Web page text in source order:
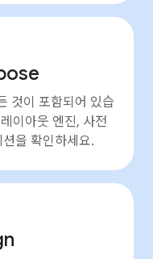
것이 포함되어 있습
이아웃 엔진, 사전
을 확인하세요.